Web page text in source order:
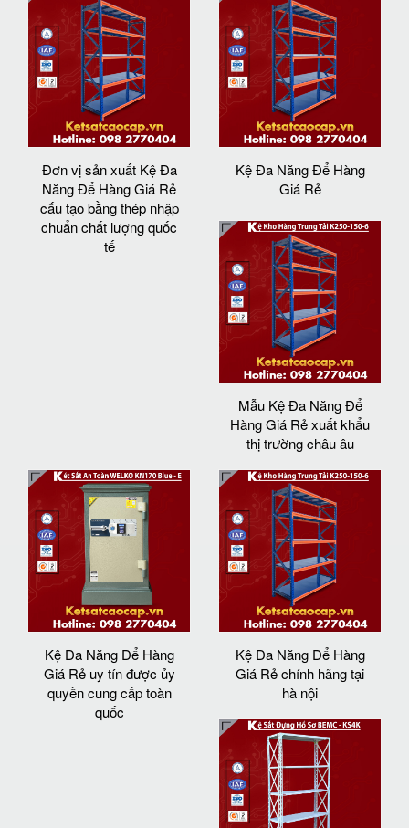
Đơn vị sản xuất Kệ Đa
Năng Để Hàng Giá Rẻ
cấu tạo bằng thép nhập
chuẩn chất lượng quốc
tế
Kệ Đa Năng Để Hàng
Giá Rẻ
Mẫu Kệ Đa Năng Để
Hàng Giá Rẻ xuất khẩu
thị trường châu âu
Kệ Đa Năng Để Hàng
Giá Rẻ uy tín được ủy
quyền cung cấp toàn
quốc
Kệ Đa Năng Để Hàng
Giá Rẻ chính hãng tại
hà nội